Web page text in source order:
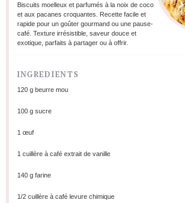
Biscuits moelleux et parfumés à la noix de coco
et aux pacanes croquantes. Recette facile et
rapide pour un goûter gourmand ou une pause-
café. Texture irrésistible, saveur douce et
exotique, parfaits à partager ou à offrir.
INGREDIENTS
120 gbeurre mou
100 gsucre
1 œuf
1 cuillère à café extrait de vanille
140 gfarine
1/2cuillère à café levure chimique